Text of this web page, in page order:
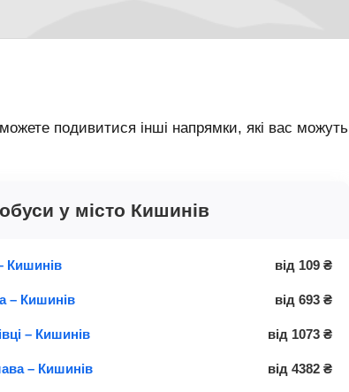
подивитися інші напрямки, які вас можуть
у місто Кишинів
Кишинів від 109 ₴
– Кишинів від 693 ₴
– Кишинів від 1073 ₴
– Кишинів від 4382 ₴